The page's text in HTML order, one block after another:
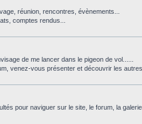
réunion, rencontres, évènements...
comptes rendus...
de me lancer dans le pigeon de vol......
venez-vous présenter et découvrir les
pour naviguer sur le site, le forum, la